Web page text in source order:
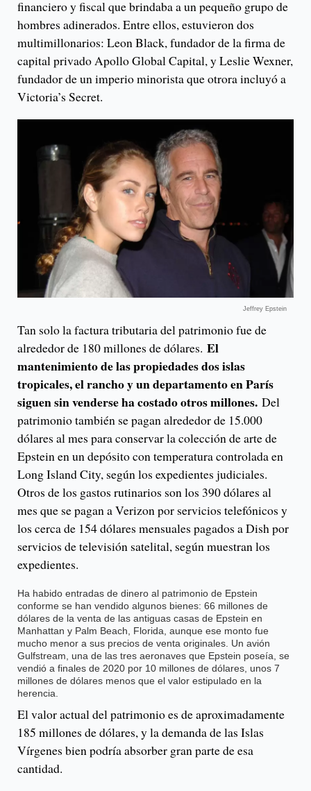
financiero y fiscal que brindaba a un pequeño grupo de
hombres adinerados. Entre ellos, estuvieron dos
multimillonarios: Leon Black, fundador de la firma de
capital privado Apollo Global Capital, y Leslie Wexner,
fundador de un imperio minorista que otrora incluyó a
Victoria’s Secret.
Jeffrey Epstein
Tan solo la factura tributaria del patrimonio fue de
alrededor de 180 millones de dólares. El
mantenimiento de las propiedades dos islas
tropicales, el rancho y un departamento en París
siguen sin venderse ha costado otros millones. Del
patrimonio también se pagan alrededor de 15.000
dólares al mes para conservar la colección de arte de
Epstein en un depósito con temperatura controlada en
Long Island City, según los expedientes judiciales.
Otros de los gastos rutinarios son los 390 dólares al
mes que se pagan a Verizon por servicios telefónicos y
los cerca de 154 dólares mensuales pagados a Dish por
servicios de televisión satelital, según muestran los
expedientes.
Ha habido entradas de dinero al patrimonio de Epstein
conforme se han vendido algunos bienes: 66 millones de
dólares de la venta de las antiguas casas de Epstein en
Manhattan y Palm Beach, Florida, aunque ese monto fue
mucho menor a sus precios de venta originales. Un avión
Gulfstream, una de las tres aeronaves que Epstein poseía, se
vendió a finales de 2020 por 10 millones de dólares, unos 7
millones de dólares menos que el valor estipulado en la
herencia.
El valor actual del patrimonio es de aproximadamente
185 millones de dólares, y la demanda de las Islas
Vírgenes bien podría absorber gran parte de esa
cantidad.